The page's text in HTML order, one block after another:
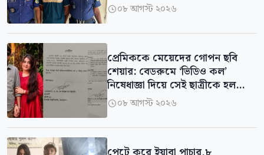
০৮ আগস্ট ২০২৬
প্রেমিককে মেয়েদের গোপন ছবি
শেয়ার: বেডরুমে ‘ভিডিও কল’
নিষেধাজ্ঞা দিয়ে সেই ছাত্রীকে হল
থেকে বহিষ্কার
০৮ আগস্ট ২০২৬